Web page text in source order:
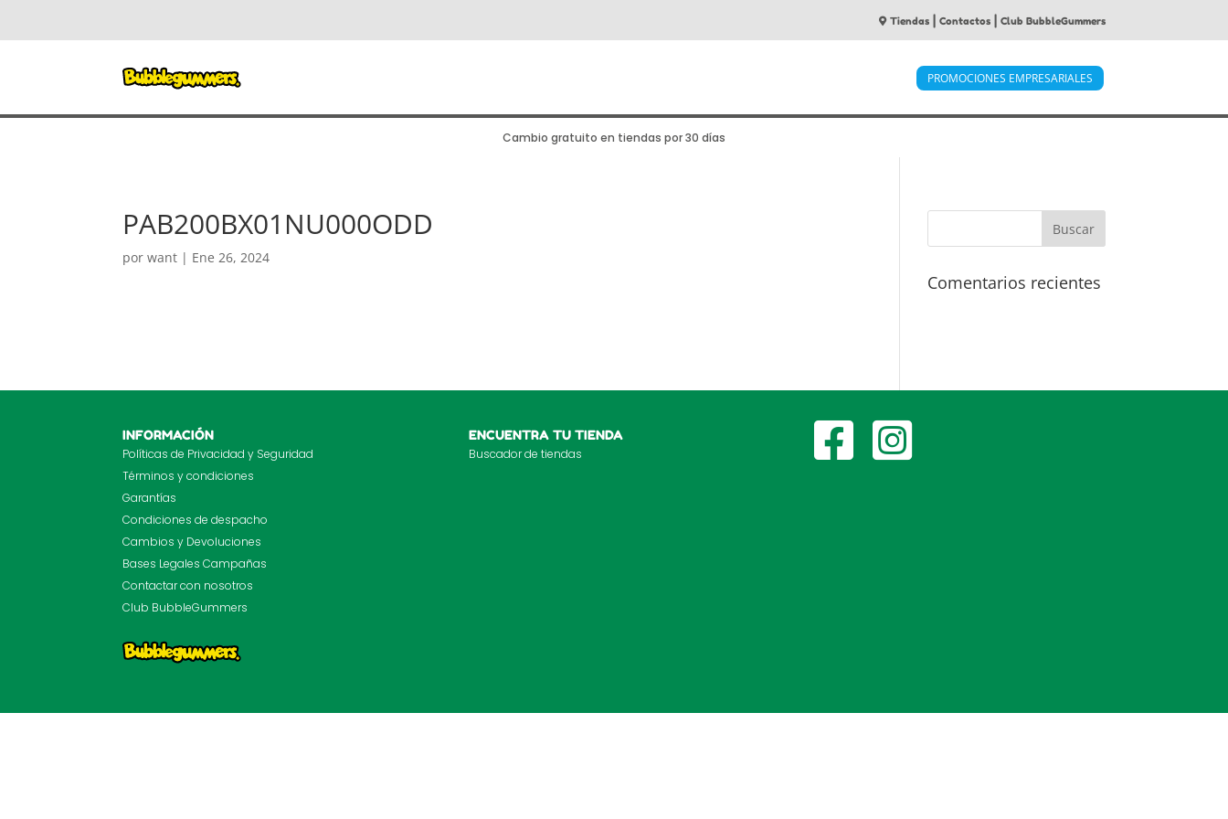
Tiendas| Contactos| Club BubbleGummers
PROMOCIONES EMPRESARIALES
Cambio gratuito en tiendas por 30 días
PAB200BX01NU000ODD
porwant | Ene 26, 2024
Comentarios recientes
INFORMACIÓN
Políticas de Privacidad y Seguridad
Términos y condiciones
Garantías
Condiciones de despacho
Cambios y Devoluciones
Bases Legales Campañas
Contactar con nosotros
Club BubbleGummers
ENCUENTRA TU TIENDA
Buscador de tiendas